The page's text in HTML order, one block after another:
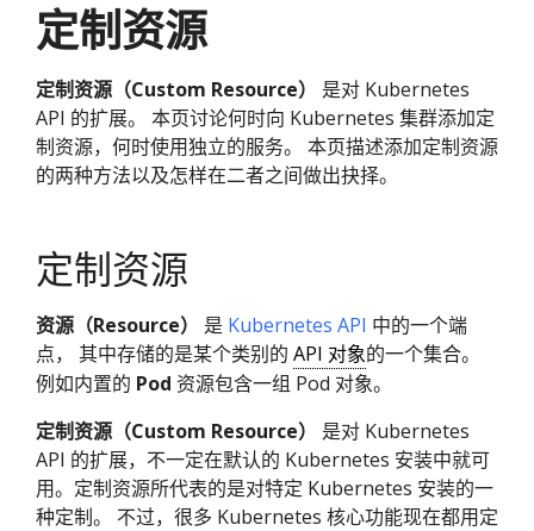
定制资源
定制资源（Custom Resource）
是对 Kubernetes
API 的扩展。 本页讨论何时向 Kubernetes 集群添加定
制资源，何时使用独立的服务。 本页描述添加定制资源
的两种方法以及怎样在二者之间做出抉择。
定制资源
资源（Resource） 是 Kubernetes API 中的一个端
点， 其中存储的是某个类别的 API 对象的一个集合。
例如内置的 Pod 资源包含一组 Pod 对象。
定制资源（Custom Resource）
是对 Kubernetes
API 的扩展，不一定在默认的 Kubernetes 安装中就可
用。定制资源所代表的是对特定 Kubernetes 安装的一
种定制。 不过，很多 Kubernetes 核心功能现在都用定